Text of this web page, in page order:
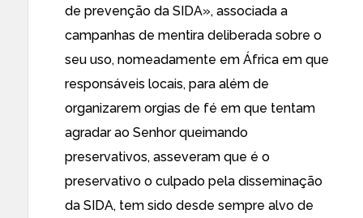
de prevenção da SIDA», associada a
campanhas de mentira deliberada sobre o
seu uso, nomeadamente em África em que
responsáveis locais, para além de
organizarem orgias de fé em que tentam
agradar ao Senhor queimando
preservativos, asseveram que é o
preservativo o culpado pela disseminação
da SIDA, tem sido desde sempre alvo de